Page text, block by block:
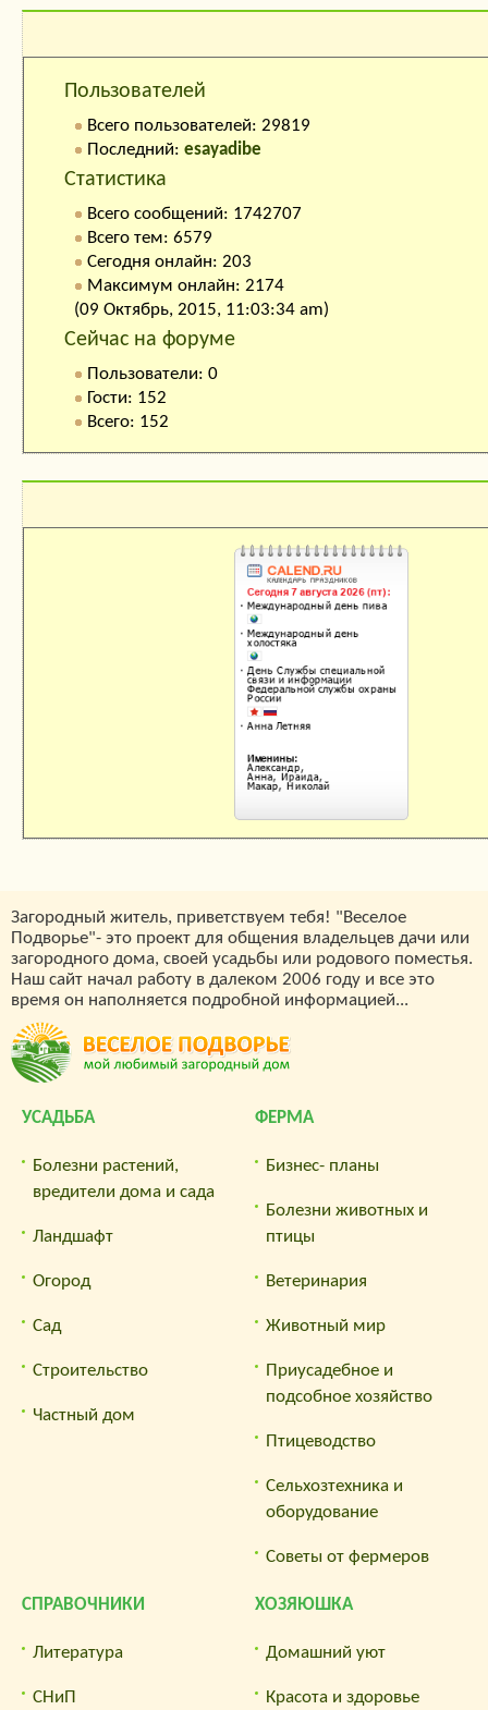
Пользователей
Всего пользователей: 29819
Последний: esayadibe
Статистика
Всего сообщений: 1742707
Всего тем: 6579
Сегодня онлайн: 203
Максимум онлайн: 2174
(09 Октябрь, 2015, 11:03:34 am)
Сейчас на форуме
Пользователи: 0
Гости: 152
Всего: 152
Календарь праздников
Загородный житель, приветствуем тебя! "Веселое
Подворье"- это проект для общения владельцев дачи или
загородного дома, своей усадьбы или родового поместья.
Наш сайт начал работу в далеком 2006 году и все это
время он наполняется подробной информацией...
УСАДЬБА
Болезни растений,
вредители дома и сада
Ландшафт
Огород
Сад
Строительство
Частный дом
ФЕРМА
Бизнес- планы
Болезни животных и
птицы
Ветеринария
Животный мир
Приусадебное и
подсобное хозяйство
Птицеводство
Сельхозтехника и
оборудование
Советы от фермеров
СПРАВОЧНИКИ
Литература
СНиП
ХОЗЯЮШКА
Домашний уют
Красота и здоровье